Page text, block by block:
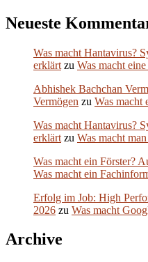
Neueste
Was macht Hantavirus?
erklärt zu Was macht
Abhishek Bachchan
Vermögen zu Was macht
Was macht Hantavirus?
erklärt zu Was macht
Was macht ein Förster?
Was macht ein
Erfolg im Job: High
2026 zu Was macht
Archive